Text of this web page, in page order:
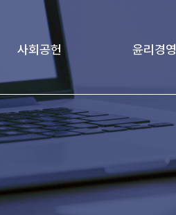
사회공헌
Love Project
가족친화경영문화
윤리경영
신고하기